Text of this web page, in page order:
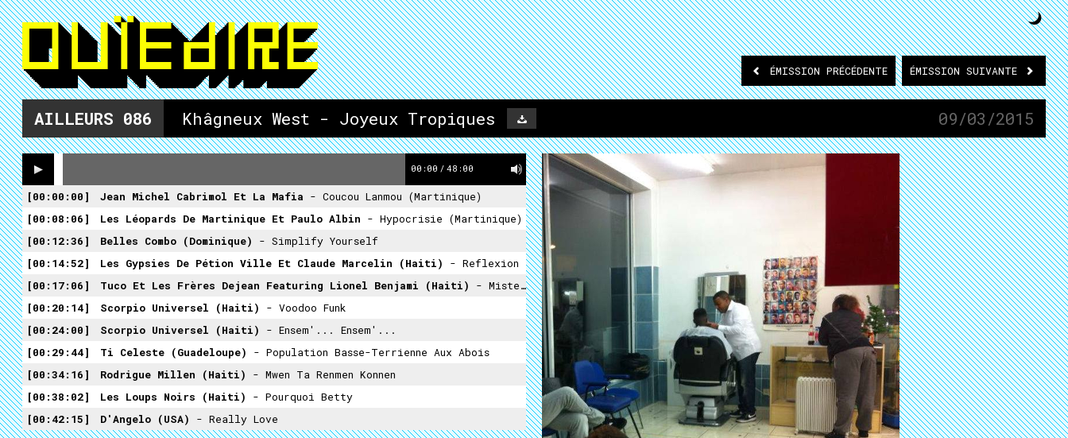
ÉMISSION PRÉCÉDENTE ÉMISSION SUIVANTE
AILLEURS 086 Khâgneux West - Joyeux Tropiques 09/03/2015
00:00 / 48:00
00:00:00 Jean Michel Cabrimol Et La Mafia - Coucou Lanmou (Martinique)
00:08:06
Les Léopards De Martinique Et Paulo Albin - Hypocrisie (Martinique)
00:12:36
Belles Combo (Dominique) - Simplify Yourself
00:14:52
Les Gypsies De Pétion Ville Et Claude Marcelin (Haiti) - Reflexion
00:17:06
Tuco Et Les Frères Dejean Featuring Lionel Benjami (Haiti) - Mister Magic
00:20:14
Scorpio Universel (Haiti) - Voodoo Funk
00:24:00
Scorpio Universel (Haiti) - Ensem'... Ensem'...
00:29:44
Ti Celeste (Guadeloupe) - Population Basse-Terrienne Aux Abois
00:34:16
Rodrigue Millen (Haiti) - Mwen Ta Renmen Konnen
00:38:02
Les Loups Noirs (Haiti) - Pourquoi Betty
00:42:15
D'Angelo (USA) - Really Love